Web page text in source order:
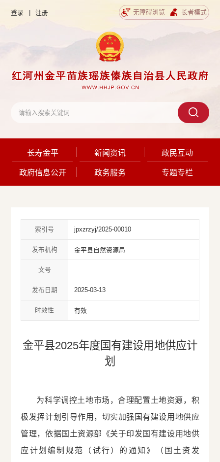
登录 | 注册 无障碍浏览 长者模式
长寿金平 新闻资讯 政民互动
政府信息公开 政务服务 专题专栏
索引号 jpxzrzyj/2025-00010
发布机构 金平县自然资源局
文号
发布日期 2025-03-13
时效性 有效
金平县2025年度国有建设用地供应计
划
为科学调控土地市场，合理配置土地资源，积
极发挥计划引导作用，切实加强国有建设用地供应
管理，依据国土资源部《关于印发国有建设用地供
应计划编制规范（试行）的通知》（国土资发